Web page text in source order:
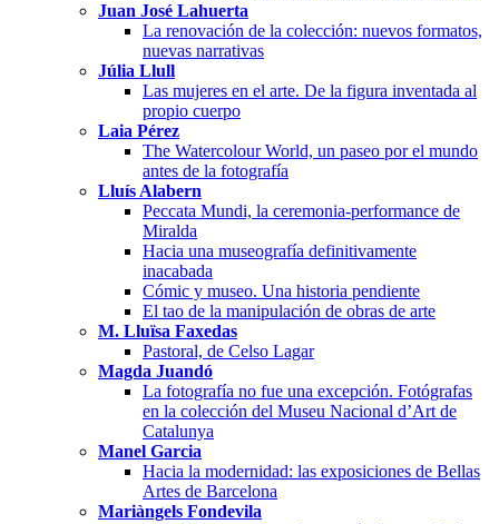
Juan José Lahuerta
La renovación de la colección: nuevos formatos,
nuevas narrativas
Júlia Llull
Las mujeres en el arte. De la figura inventada al
propio cuerpo
Laia Pérez
The Watercolour World, un paseo por el mundo
antes de la fotografía
Lluís Alabern
Peccata Mundi, la ceremonia-performance de
Miralda
Hacia una museografía definitivamente
inacabada
Cómic y museo. Una historia pendiente
El tao de la manipulación de obras de arte
M. Lluïsa Faxedas
Pastoral, de Celso Lagar
Magda Juandó
La fotografía no fue una excepción. Fotógrafas
en la colección del Museu Nacional d’Art de
Catalunya
Manel Garcia
Hacia la modernidad: las exposiciones de Bellas
Artes de Barcelona
Mariàngels Fondevila